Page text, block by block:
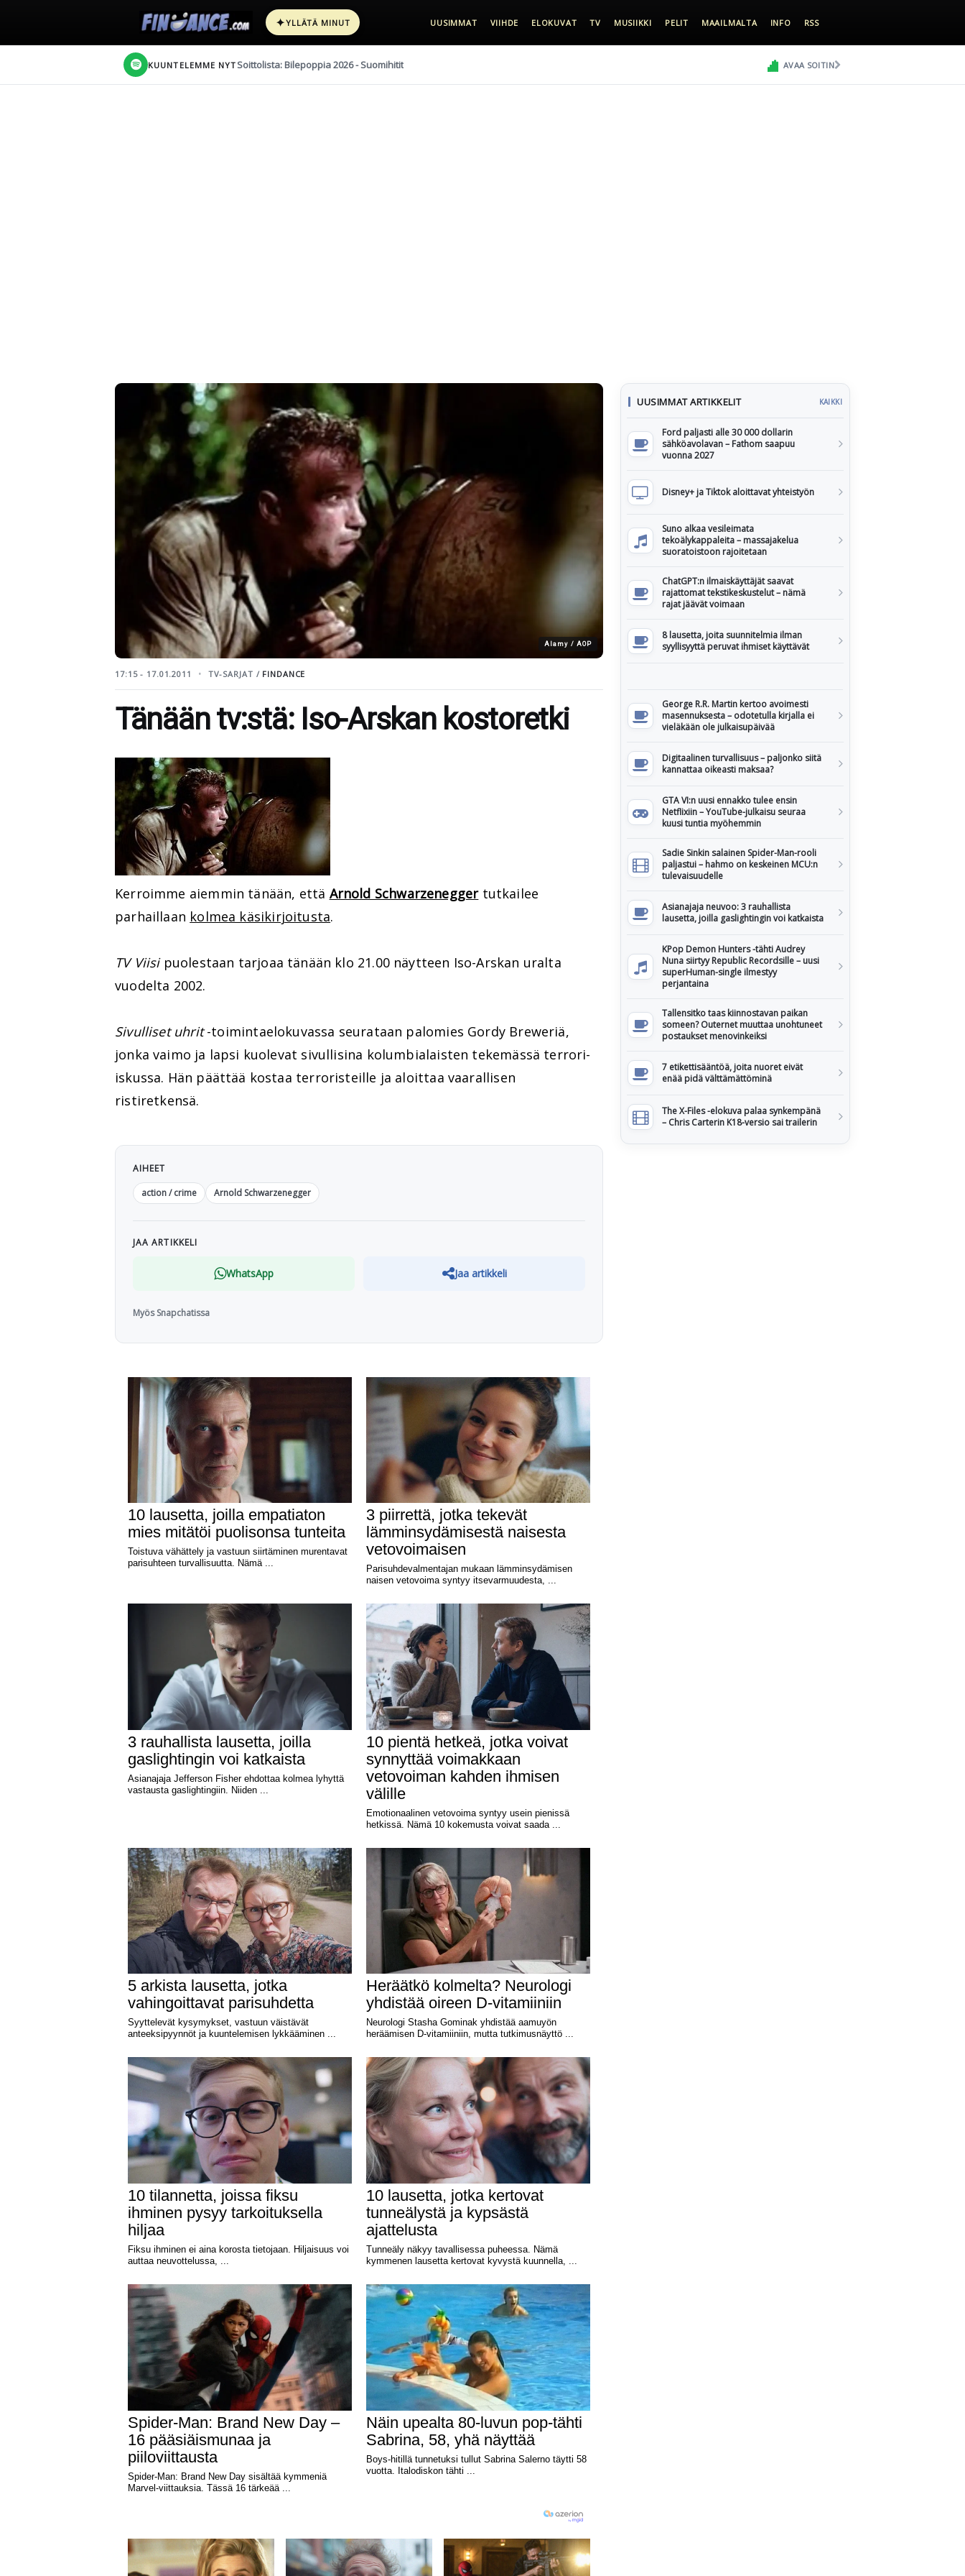
✦YLLÄTÄ MINUT UUSIMMAT VIIHDE ELOKUVAT TV MUSIIKKI PELIT MAAILMALTA INFO RSS
KUUNTELEMME NYT Soittolista: Bilepoppia 2026 - Suomihitit AVAA SOITIN
Alamy / AOP
17:15 - 17.01.2011 TV-SARJAT / FINDANCE
Tänään tv:stä: Iso-Arskan kostoretki
Kerroimme aiemmin tänään, että Arnold Schwarzeneggertutkailee
parhaillaan kolmea käsikirjoitusta.
TV Viisipuolestaan tarjoaa tänään klo 21.00 näytteen Iso-Arskan uralta
vuodelta 2002.
Sivulliset uhrit-toimintaelokuvassa seurataan palomies Gordy Breweriä,
jonka vaimo ja lapsi kuolevat sivullisina kolumbialaisten tekemässä terrori-
iskussa. Hän päättää kostaa terroristeille ja aloittaa vaarallisen
ristiretkensä.
AIHEET
action / crime
Arnold Schwarzenegger
JAA ARTIKKELI
WhatsApp Jaa artikkeli
Myös Snapchatissa
UUSIMMAT ARTIKKELIT KAIKKI
Ford paljasti alle 30 000 dollarin
sähköavolavan – Fathom saapuu
vuonna 2027
Disney+ ja Tiktok aloittavat yhteistyön
Suno alkaa vesileimata
tekoälykappaleita – massajakelua
suoratoistoon rajoitetaan
ChatGPT:n ilmaiskäyttäjät saavat
rajattomat tekstikeskustelut – nämä
rajat jäävät voimaan
8 lausetta, joita suunnitelmia ilman
syyllisyyttä peruvat ihmiset käyttävät
George R.R. Martin kertoo avoimesti
masennuksesta – odotetulla kirjalla ei
vieläkään ole julkaisupäivää
Digitaalinen turvallisuus – paljonko siitä
kannattaa oikeasti maksaa?
GTA VI:n uusi ennakko tulee ensin
Netflixiin – YouTube-julkaisu seuraa
kuusi tuntia myöhemmin
Sadie Sinkin salainen Spider-Man-rooli
paljastui – hahmo on keskeinen MCU:n
tulevaisuudelle
Asianajaja neuvoo: 3 rauhallista
lausetta, joilla gaslightingin voi katkaista
KPop Demon Hunters -tähti Audrey
Nuna siirtyy Republic Recordsille – uusi
superHuman-single ilmestyy
perjantaina
Tallensitko taas kiinnostavan paikan
someen? Outernet muuttaa unohtuneet
postaukset menovinkeiksi
7 etikettisääntöä, joita nuoret eivät
enää pidä välttämättöminä
The X-Files -elokuva palaa synkempänä
– Chris Carterin K18-versio sai trailerin